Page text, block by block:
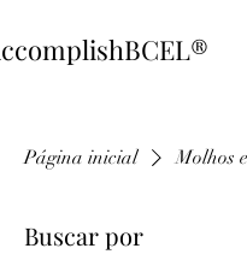
Página inicial Molhos
Buscar por